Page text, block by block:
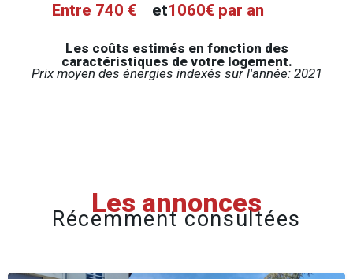
Entre 740 € et1060€ par an
Les coûts estimés en fonction des
caractéristiques de votre logement.
Prix moyen des énergies indexés sur l'année: 2021
Les annonces
Récemment consultées